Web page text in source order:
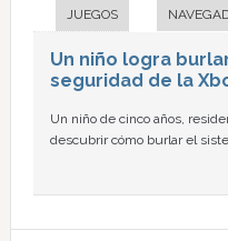
JUEGOS
Un niño logra
seguridad de la
Un niño de cinco años,
descubrir cómo burlar el